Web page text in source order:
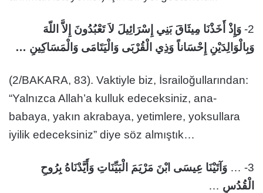
2- وَإِذْ أَخَذْنَا مِيثَاقَ بَنِي إِسْرَائِيلَ لاَ تَعْبُدُونَ إِلاَّ اللّهَ
وَبِالْوَالِدَيْنِ إِحْسَاناً وَذِي الْقُرْبَى وَالْيَتَامَى وَالْمَسَاكِينِ …
(2/BAKARA, 83). Vaktiyle biz, İsrailoğullarından:
“Yalnızca Allah’a kulluk edeceksiniz, ana-
babaya, yakın akrabaya, yetimlere, yoksullara
iyilik edeceksiniz” diye söz almıştık…
3- …
وَآتَيْنَا عِيسَى ابْنَ مَرْيَمَ الْبَيِّنَاتِ وَأَيَّدْنَاهُ بِرُوحِ
الْقُدُسِ …